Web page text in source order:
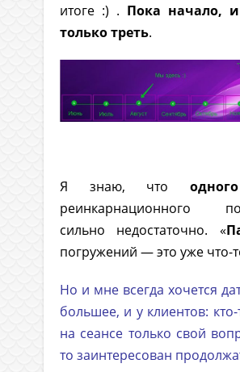
итоге :) . Пока начало,
только треть.
Я знаю, что одного
реинкарнационного
сильно недостаточно. «
погружений — это уже что-
Но и мне всегда хочется
большее, и у клиентов:
на сеансе только свой
то заинтересован